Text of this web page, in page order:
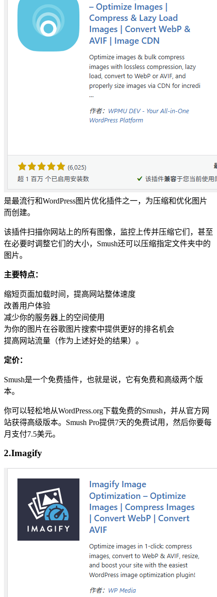
是最流行和WordPress图片优化插件之一，为压缩和优化图片
而创建。
该插件扫描你网站上的所有图像，监控上传并压缩它们，甚至
在必要时调整它们的大小，Smush还可以压缩指定文件夹中的
图片。
主要特点：
缩短页面加载时间，提高网站整体速度
改善用户体验
减少你的服务器上的空间使用
为你的图片在谷歌图片搜索中提供更好的排名机会
提高网站流量（作为上述好处的结果）。
定价：
Smush是一个免费插件，也就是说，它有免费和高级两个版
本。
你可以轻松地从WordPress.org下载免费的Smush，并从官方网
站获得高级版本。Smush Pro提供7天的免费试用，然后你要每
月支付7.5美元。
2.Imagify